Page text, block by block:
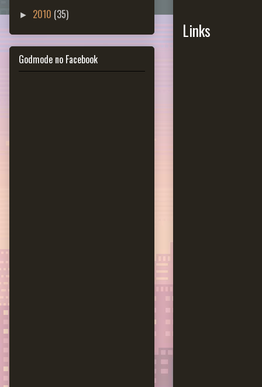
Links
► 2010 (35)
Godmode no Facebook